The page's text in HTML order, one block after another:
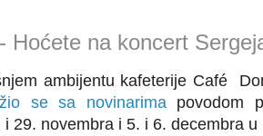
Hoćete na koncert
ambijentu kafeterije Café
se sa novinarima povodom
i 29. novembra i 5. i 6. decembra